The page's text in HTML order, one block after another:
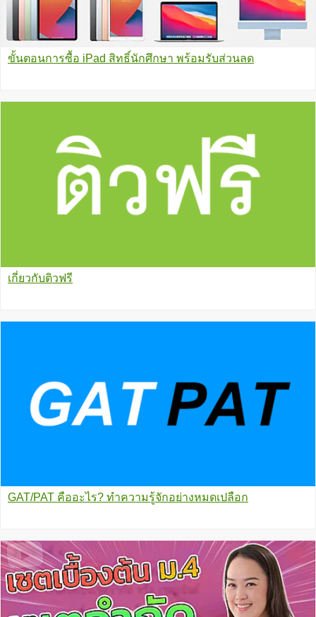
ขั้นตอนการซื้อ iPad สิทธิ์นักศึกษา พร้อมรับส่วนลด
เกี่ยวกับติวฟรี
GAT/PAT คืออะไร? ทำความรู้จักอย่างหมดเปลือก